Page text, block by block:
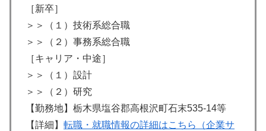
［新卒］
＞＞（１）技術系総合職
＞＞（２）事務系総合職
［キャリア・中途］
＞＞（１）設計
＞＞（２）研究
【勤務地】栃木県塩谷郡高根沢町石末535-14等
【詳細】 転職・就職情報の詳細はこちら（企業サ